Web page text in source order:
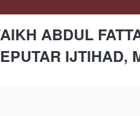
ABDUL
IJTIHAD,